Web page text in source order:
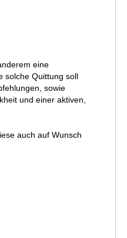
eine
solche Quittung soll
sowie
und einer aktiven,
auch auf Wunsch